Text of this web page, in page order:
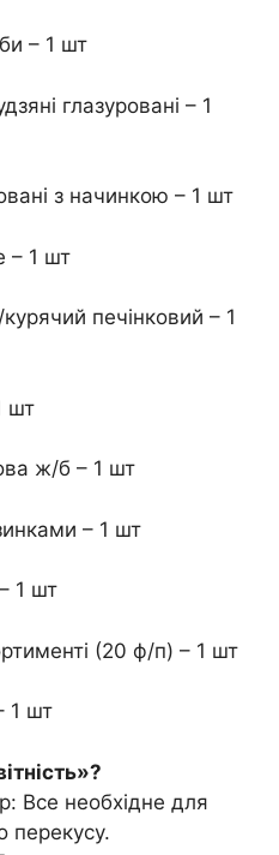
– 1 шт
глазуровані – 1
з начинкою – 1 шт
– 1 шт
печінковий – 1
шт
ж/б – 1 шт
– 1 шт
1 шт
(20 ф/п) – 1 шт
1 шт
Все необхідне для
перекусу.